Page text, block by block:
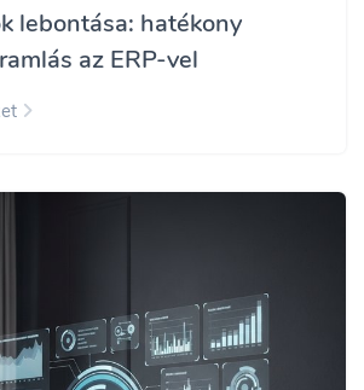
lebontása: hatékony
az ERP-vel